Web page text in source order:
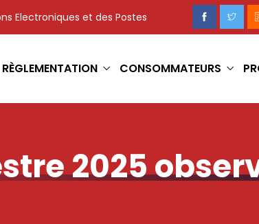
Electroniques et des Postes
RÈGLEMENTATION CONSOMMATEURS
2025